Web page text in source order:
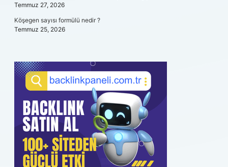
Temmuz 27, 2026
Köşegen sayısı formülü nedir ?
Temmuz 25, 2026